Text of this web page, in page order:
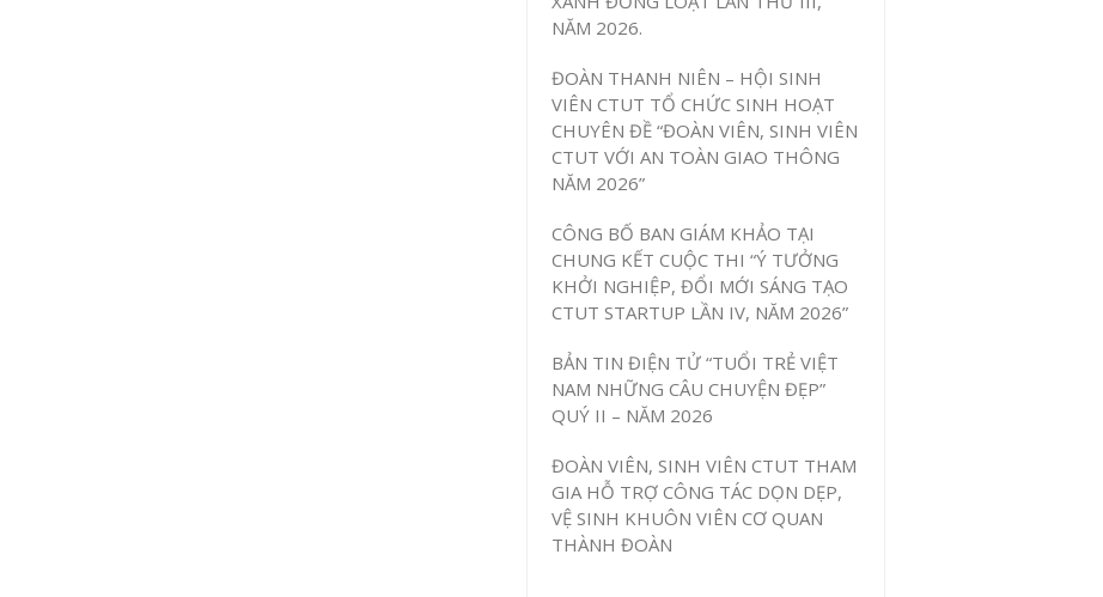
NĂM 2026.
ĐOÀN THANH NIÊN – HỘI SINH
VIÊN CTUT TỔ CHỨC SINH HOẠT
CHUYÊN ĐỀ “ĐOÀN VIÊN, SINH VIÊN
CTUT VỚI AN TOÀN GIAO THÔNG
NĂM 2026”
CÔNG BỐ BAN GIÁM KHẢO TẠI
CHUNG KẾT CUỘC THI “Ý TƯỞNG
KHỞI NGHIỆP, ĐỔI MỚI SÁNG TẠO
CTUT STARTUP LẦN IV, NĂM 2026”
BẢN TIN ĐIỆN TỬ “TUỔI TRẺ VIỆT
NAM NHỮNG CÂU CHUYỆN ĐẸP”
QUÝ II – NĂM 2026
ĐOÀN VIÊN, SINH VIÊN CTUT THAM
GIA HỖ TRỢ CÔNG TÁC DỌN DẸP,
VỆ SINH KHUÔN VIÊN CƠ QUAN
THÀNH ĐOÀN